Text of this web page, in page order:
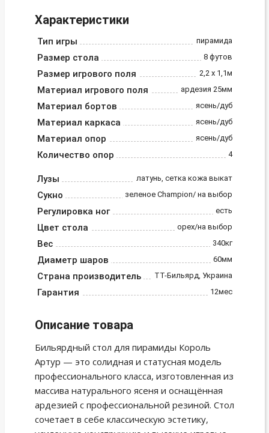
Характеристики
Тип игры пирамида
Размер стола 8 футов
Размер игрового поля 2,2 х 1,1м
Материал игрового поля ардезия 25мм
Материал бортов ясень/дуб
Материал каркаса ясень/дуб
Материал опор ясень/дуб
Количество опор 4
Лузы латунь, сетка кожа выкат
Сукно зеленое Champion/ на выбор
Регулировка ног есть
Цвет стола орех/на выбор
Вес 340кг
Диаметр шаров 60мм
Страна производитель ТТ-Бильярд, Украина
Гарантия 12мес
Описание товара
Бильярдный стол для пирамиды Король
Артур — это солидная и статусная модель
профессионального класса, изготовленная из
массива натурального ясеня и оснащённая
ардезией с профессиональной резиной. Стол
сочетает в себе классическую эстетику,